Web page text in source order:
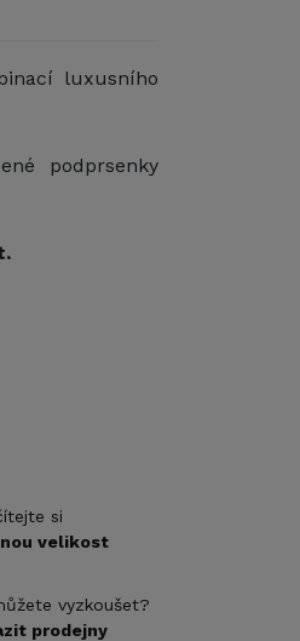
luxusního
podprsenky
si
velikost
vyzkoušet?
prodejny